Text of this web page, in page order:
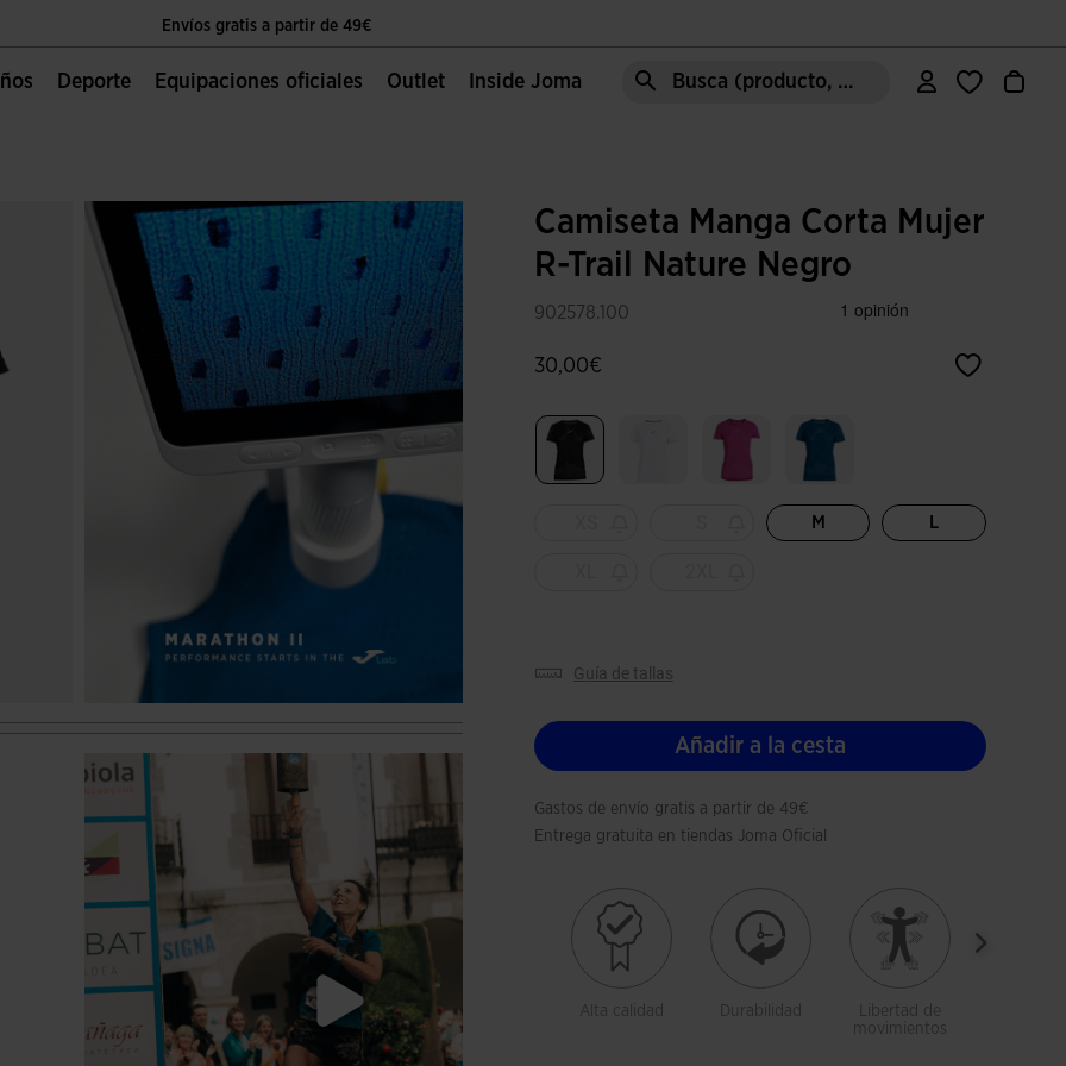
Envíos gratis a partir de 49€
Única página oficial
Deporte Equipaciones oficiales Outlet Inside Joma Busca (producto, estilo, área, ect.)
Camiseta Manga Corta Mujer
R-Trail Nature Negro
902578.100
30,00€
M L
guía de tallas
Añadir a la cesta
Gastos de envío gratis a partir de 49€
Entrega gratuita en tiendas Joma Oficial
Alta calidad Durabilidad
Libertad de
movimientos